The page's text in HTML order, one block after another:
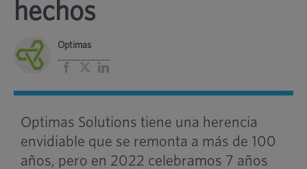
hechos
Optimas
Facebook
X LinkedIn
Optimas Solutions tiene una herencia
envidiable que se remonta a más de 100
años, pero en 2022 celebramos 7 años